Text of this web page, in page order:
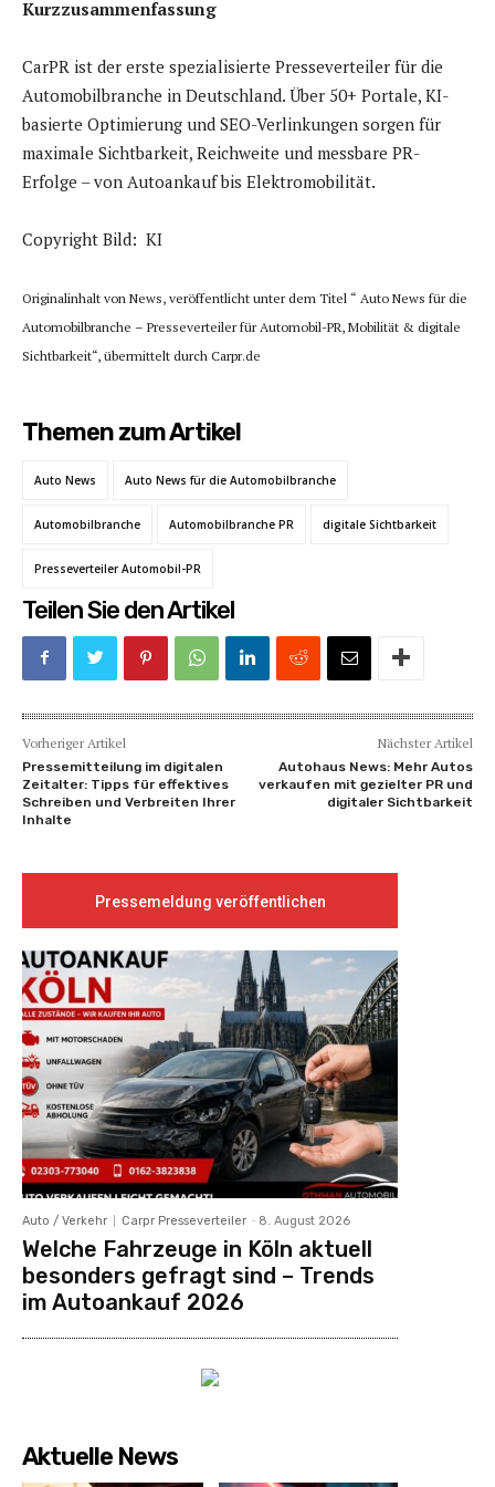
Kurzzusammenfassung
CarPR ist der erste spezialisierte Presseverteiler für die
Automobilbranche in Deutschland. Über 50+ Portale, KI-
basierte Optimierung und SEO-Verlinkungen sorgen für
maximale Sichtbarkeit, Reichweite und messbare PR-
Erfolge – von Autoankauf bis Elektromobilität.
Copyright Bild: KI
Originalinhalt von News, veröffentlicht unter dem Titel “ Auto News für die
Automobilbranche – Presseverteiler für Automobil-PR, Mobilität & digitale
Sichtbarkeit“, übermittelt durch Carpr.de
Themen zum Artikel
Auto News Auto News für die Automobilbranche
Automobilbranche Automobilbranche PR digitale Sichtbarkeit
Presseverteiler Automobil-PR
Teilen Sie den Artikel
Vorheriger Artikel
Pressemitteilung im digitalen
Zeitalter: Tipps für effektives
Schreiben und Verbreiten Ihrer
Inhalte
Nächster Artikel
Autohaus News: Mehr Autos
verkaufen mit gezielter PR und
digitaler Sichtbarkeit
Pressemeldung veröffentlichen
Auto / Verkehr Carpr Presseverteiler - 8. August 2026
Welche Fahrzeuge in Köln aktuell
besonders gefragt sind – Trends
im Autoankauf 2026
Aktuelle News